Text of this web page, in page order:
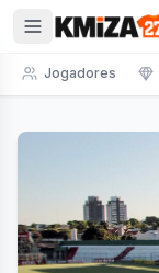
Jogadores